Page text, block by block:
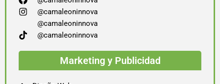
@camaleoninnova
@camaleoninnova
@camaleoninnova
Marketing y Publicidad